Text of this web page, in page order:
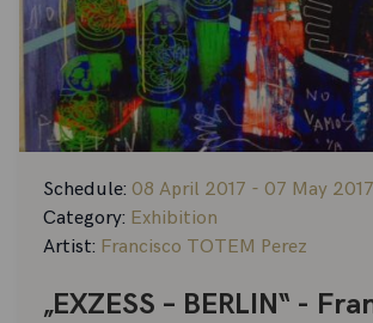
Schedule: 08 April 2017 - 07 May 2017
Category: Exhibition
Artist: Francisco TOTEM Perez
„EXZESS – BERLIN“ -